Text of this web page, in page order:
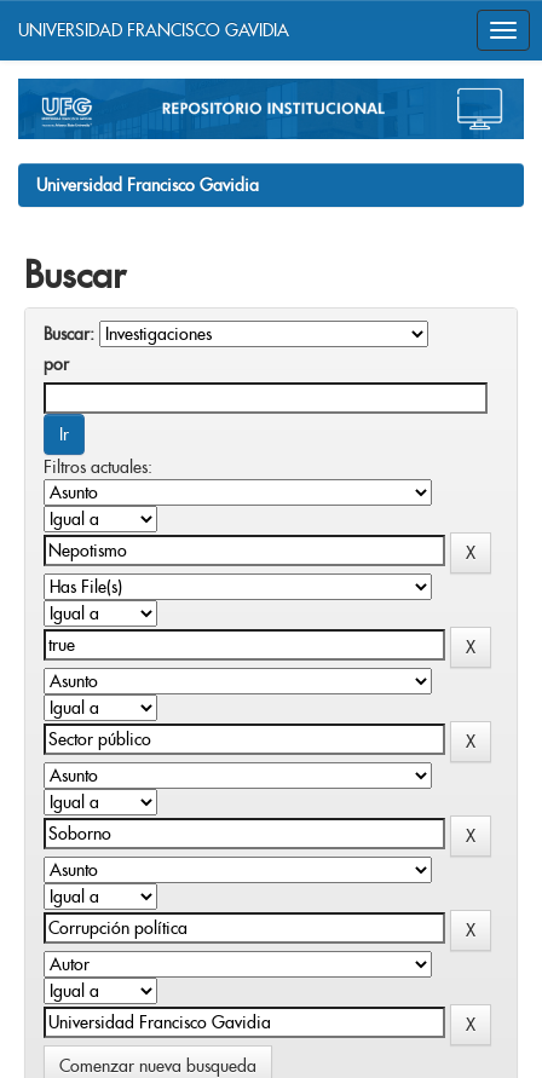
navigation
UNIVERSIDAD FRANCISCO GAVIDIA
Universidad Francisco Gavidia
Buscar
Buscar:
por
Filtros actuales:
Comenzar nueva busqueda